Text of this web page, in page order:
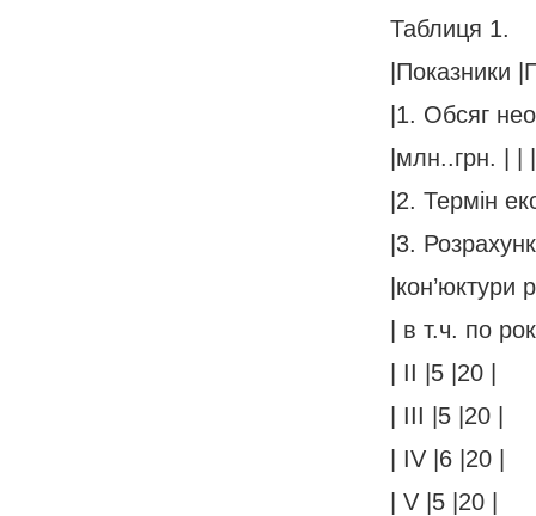
Таблиця 1.
|Показники
|1. Обсяг
|млн..грн. | | |
|2. Термін
|3.
|кон’юктури
| в т.ч. по
| II |5 |20 |
| III |5 |20 |
| IV |6 |20 |
| V |5 |20 |